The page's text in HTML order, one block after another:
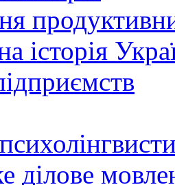
історія
ділове